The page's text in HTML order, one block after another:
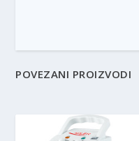
POVEZANI PROIZVODI